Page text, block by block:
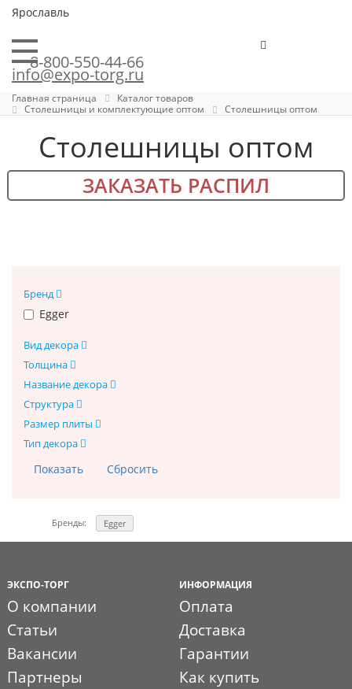
Ярославль
8-800-550-44-66
info@expo-torg.ru
Главная страница
Каталог товаров
Столешницы и комплектующие оптом
Столешницы оптом
Столешницы оптом
ЗАКАЗАТЬ РАСПИЛ
Бренд
Egger
Вид декора
Толщина
Название декора
Структура
Размер плиты
Тип декора
Бренды: Egger
ЭКСПО-ТОРГ
О компании
Статьи
Вакансии
Партнеры
ИНФОРМАЦИЯ
Оплата
Доставка
Гарантии
Как купить